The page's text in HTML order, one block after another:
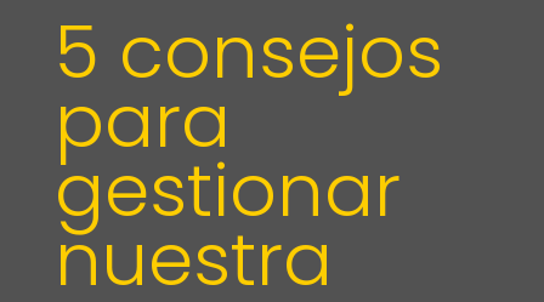
5 consejos
para
gestionar
nuestra